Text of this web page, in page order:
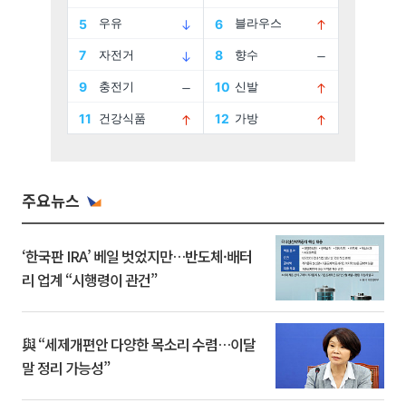
주요뉴스
‘한국판 IRA’ 베일 벗었지만…반도체·배터
리 업계 “시행령이 관건”
與 “세제개편안 다양한 목소리 수렴…이달
말 정리 가능성”